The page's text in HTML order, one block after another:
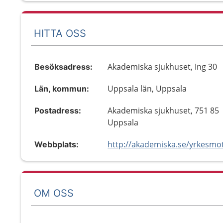
HITTA OSS
Besöksadress: Akademiska sjukhuset, Ing 30
Län, kommun: Uppsala län, Uppsala
Postadress:
Akademiska sjukhuset, 751 85
Uppsala
Webbplats: http://akademiska.se/
OM OSS